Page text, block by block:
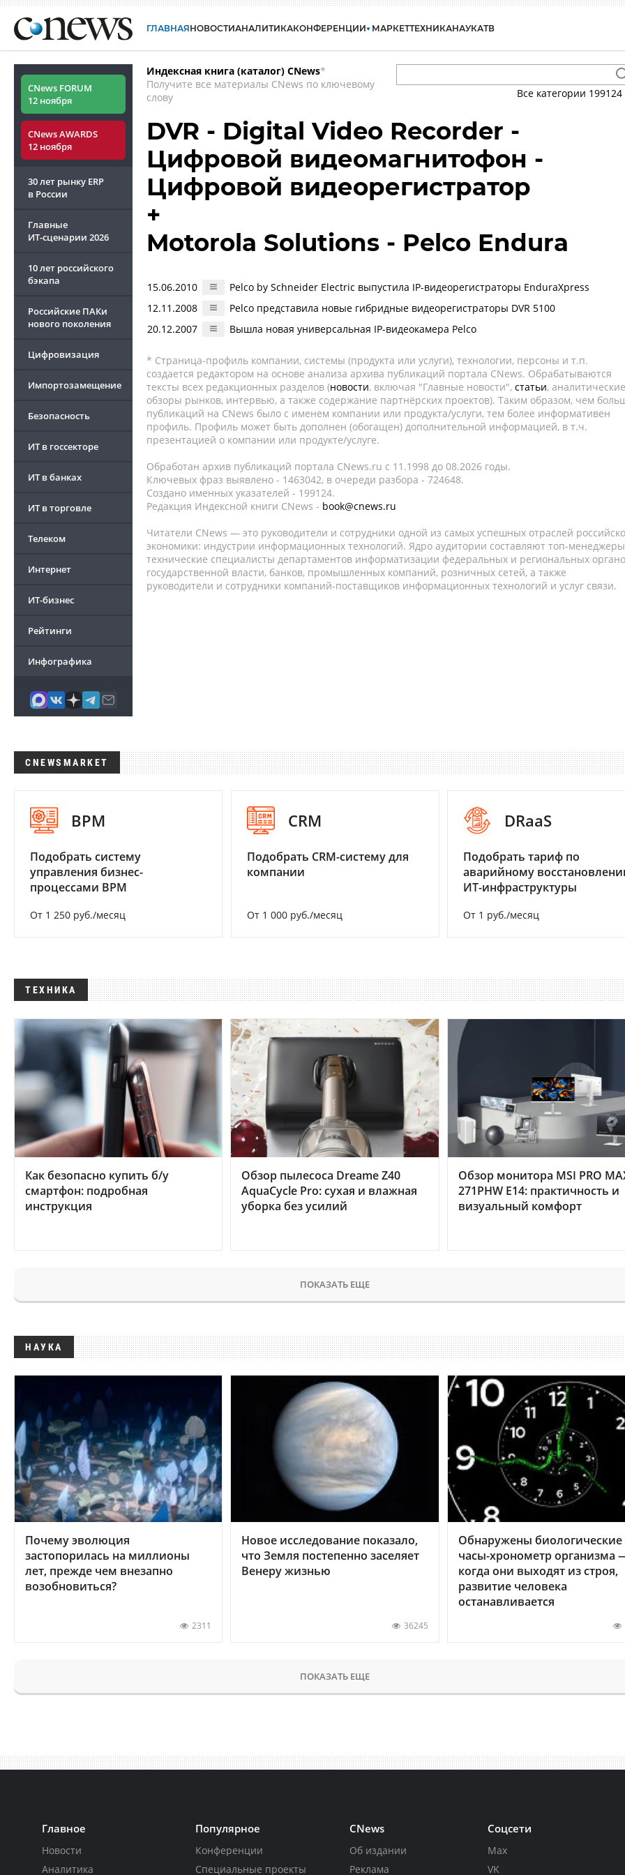
ГЛАВНАЯНОВОСТИАНАЛИТИКАКОНФЕРЕНЦИИ МАРКЕТТЕХНИКАНАУКАТВ
CNews FORUM
12 ноября
CNews AWARDS
12 ноября
30 лет рынку ERP
в России
Главные
ИТ-сценарии 2026
10 лет российского
бэкапа
Российские ПАКи
нового поколения
Цифровизация
Импортозамещение
Безопасность
ИТ в госсекторе
ИТ в банках
ИТ в торговле
Телеком
Интернет
ИТ-бизнес
Рейтинги
Инфографика
Индексная книга (каталог) CNews*
Получите все материалы CNews по ключевому
слову
Все категории 199124
DVR - Digital Video Recorder -
Цифровой видеомагнитофон -
Цифровой видеорегистратор
+
Motorola Solutions - Pelco Endura
15.06.2010
Pelco by Schneider Electric выпустила IP-видеорегистраторы EnduraXpress
12.11.2008
Pelco представила новые гибридные видеорегистраторы DVR 5100
20.12.2007
Вышла новая универсальная IP-видеокамера Pelco
* Страница-профиль компании, системы (продукта или услуги), технологии, персоны и т.п.
создается редактором на основе анализа архива публикаций портала CNews. Обрабатываются
тексты всех редакционных разделов (новости, включая "Главные новости", статьи, аналитические
обзоры рынков, интервью, а также содержание партнёрских проектов). Таким образом, чем
публикаций на CNews было с именем компании или продукта/услуги, тем более информативен
профиль. Профиль может быть дополнен (обогащен) дополнительной информацией, в т.ч.
презентацией о компании или продукте/услуге.
Обработан архив публикаций портала CNews.ru c 11.1998 до 08.2026 годы.
Ключевых фраз выявлено - 1463042, в очереди разбора - 724648.
Создано именных указателей - 199124.
Редакция Индексной книги CNews - book@cnews.ru
Читатели CNews — это руководители и сотрудники одной из самых успешных отраслей
экономики: индустрии информационных технологий. Ядро аудитории составляют топ-
технические специалисты департаментов информатизации федеральных и региональных
государственной власти, банков, промышленных компаний, розничных сетей, а также
руководители и сотрудники компаний-поставщиков информационных технологий и услуг связи.
CNEWSMARKET
BPM
Подобрать систему
управления бизнес-
процессами BPM
От 1 250 руб./месяц
CRM
Подобрать CRM-систему для
компании
От 1 000 руб./месяц
DRaaS
Подобрать тариф по
аварийному
ИТ-инфраструктуры
От 1 руб./месяц
ТЕХНИКА
Как безопасно купить б/у
смартфон: подробная
инструкция
Обзор пылесоса Dreame Z40
AquaCycle Pro: сухая и влажная
уборка без усилий
Обзор монитора MSI PRO
271PHW E14: практичность и
визуальный комфорт
ПОКАЗАТЬ ЕЩЕ
НАУКА
Почему эволюция
застопорилась на миллионы
лет, прежде чем внезапно
возобновиться?
2311
Новое исследование показало,
что Земля постепенно заселяет
Венеру жизнью
36245
Обнаружены биологические
часы-хронометр организма
когда они выходят из строя,
развитие человека
останавливается
ПОКАЗАТЬ ЕЩЕ
Главное
Новости
Аналитика
Популярное
Конференции
Специальные проекты
CNews
Об издании
Реклама
Соцсети
Max
VK